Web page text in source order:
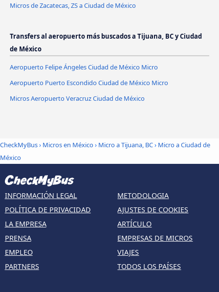
Micros de Zacatecas, ZS a Ciudad de México
Transfers al aeropuerto más buscados a Tijuana, BC y Ciudad
de México
Aeropuerto Felipe Ángeles Ciudad de México Micro
Aeropuerto Puerto Escondido Ciudad de México Micro
Micros Aeropuerto Veracruz Ciudad de México
CheckMyBus› Micros en México› Micro a Tijuana, BC› Micro a Ciudad de
México
INFORMACIÓN LEGAL
POLÍTICA DE PRIVACIDAD
LA EMPRESA
PRENSA
EMPLEO
PARTNERS
METODOLOGIA
AJUSTES DE COOKIES
ARTÍCULO
EMPRESAS DE MICROS
VIAJES
TODOS LOS PAÍSES